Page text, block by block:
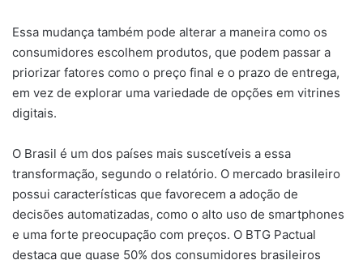
Essa mudança também pode alterar a maneira como os
consumidores escolhem produtos, que podem passar a
priorizar fatores como o preço final e o prazo de entrega,
em vez de explorar uma variedade de opções em vitrines
digitais.
O Brasil é um dos países mais suscetíveis a essa
transformação, segundo o relatório. O mercado brasileiro
possui características que favorecem a adoção de
decisões automatizadas, como o alto uso de smartphones
e uma forte preocupação com preços. O BTG Pactual
destaca que quase 50% dos consumidores brasileiros